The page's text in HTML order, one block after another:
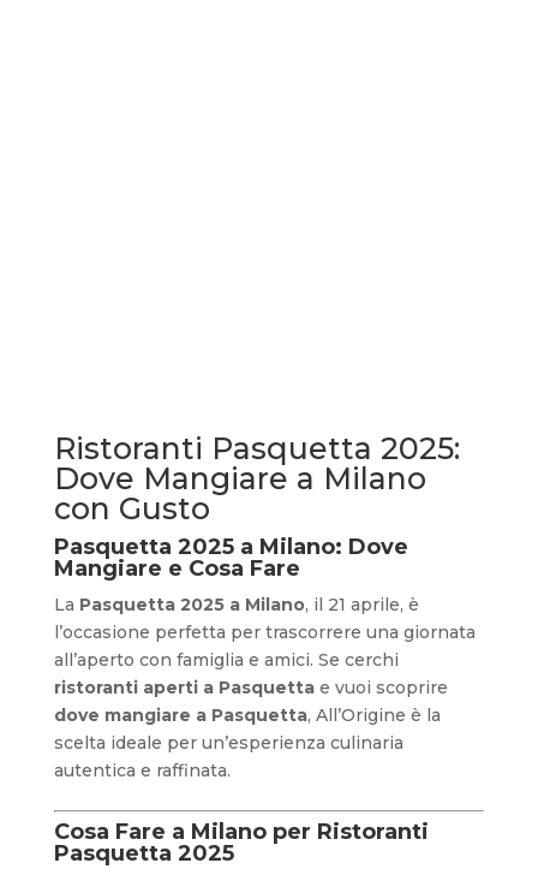
Ristoranti Pasquetta 2025:
Dove Mangiare a Milano
con Gusto
Pasquetta 2025 a Milano: Dove
Mangiare e Cosa Fare
La Pasquetta 2025 a Milano, il 21 aprile, è
l’occasione perfetta per trascorrere una giornata
all’aperto con famiglia e amici. Se cerchi
ristoranti aperti a Pasquettae vuoi scoprire
dove mangiare a Pasquetta, All’Origine è la
scelta ideale per un’esperienza culinaria
autentica e raffinata.
Cosa Fare a Milano per Ristoranti
Pasquetta 2025